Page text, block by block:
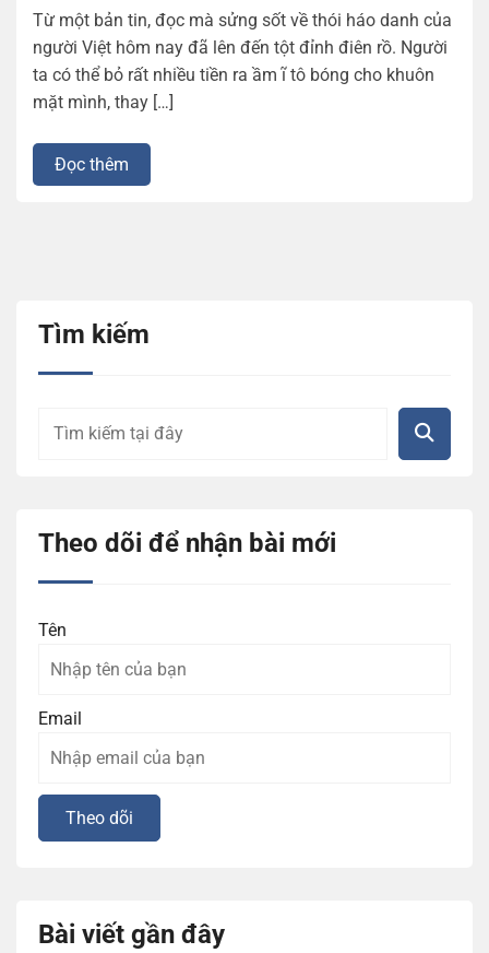
Từ một bản tin, đọc mà sửng sốt về thói háo danh của
người Việt hôm nay đã lên đến tột đỉnh điên rồ. Người
ta có thể bỏ rất nhiều tiền ra ầm ĩ tô bóng cho khuôn
mặt mình, thay […]
Đọc thêm
Tìm kiếm
Theo dõi để nhận bài mới
Tên
Email
Bài viết gần đây